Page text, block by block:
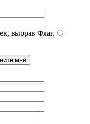
выбрав Флаг.